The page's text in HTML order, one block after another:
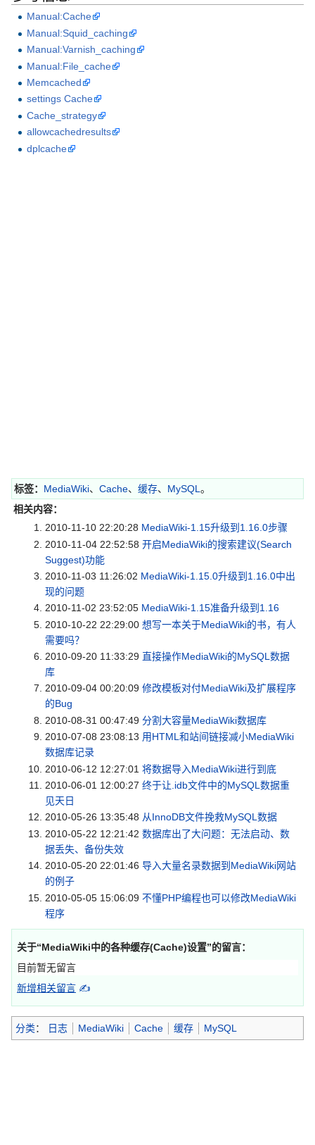
Manual:Cache
Manual:Squid_caching
Manual:Varnish_caching
Manual:File_cache
Memcached
settings Cache
Cache_strategy
allowcachedresults
dplcache
标签： MediaWiki、 Cache、 缓存、 MySQL 。
相关内容：
2010-11-10 22:20:28 MediaWiki-1.15升级到1.16.0步骤
2010-11-04 22:52:58 开启MediaWiki的搜索建议(Search
Suggest)功能
2010-11-03 11:26:02 MediaWiki-1.15.0升级到1.16.0中出
现的问题
2010-11-02 23:52:05 MediaWiki-1.15准备升级到1.16
2010-10-22 22:29:00 想写一本关于MediaWiki的书，有人
需要吗？
2010-09-20 11:33:29 直接操作MediaWiki的MySQL数据
库
2010-09-04 00:20:09 修改模板对付MediaWiki及扩展程序
的Bug
2010-08-31 00:47:49 分割大容量MediaWiki数据库
2010-07-08 23:08:13 用HTML和站间链接减小MediaWiki
数据库记录
2010-06-12 12:27:01 将数据导入MediaWiki进行到底
2010-06-01 12:00:27 终于让.idb文件中的MySQL数据重
见天日
2010-05-26 13:35:48 从InnoDB文件挽救MySQL数据
2010-05-22 12:21:42 数据库出了大问题：无法启动、数
据丢失、备份失效
2010-05-20 22:01:46 导入大量名录数据到MediaWiki网站
的例子
2010-05-05 15:06:09 不懂PHP编程也可以修改MediaWiki
程序
关于“MediaWiki中的各种缓存(Cache)设置”的留言：
目前暂无留言
新增相关留言 ✍
分类： 日志 MediaWiki Cache 缓存 MySQL